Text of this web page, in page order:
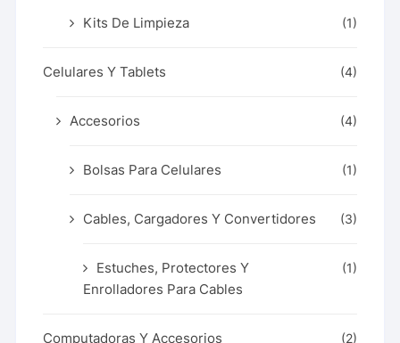
Kits De Limpieza (1)
Celulares Y Tablets (4)
Accesorios (4)
Bolsas Para Celulares (1)
Cables, Cargadores Y Convertidores (3)
Estuches, Protectores Y
Enrolladores Para Cables
(1)
Computadoras Y Accesorios (2)